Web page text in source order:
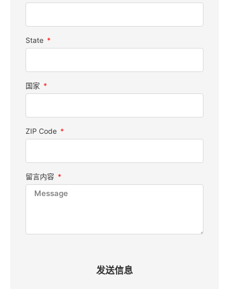
State
国家
ZIP Code
留言内容
发送信息